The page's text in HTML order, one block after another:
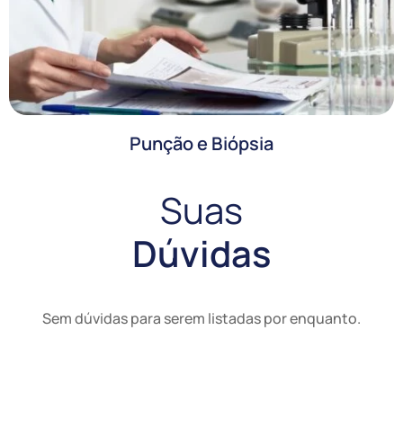
Punção e Biópsia
Suas
Dúvidas
Sem dúvidas para serem listadas por enquanto.